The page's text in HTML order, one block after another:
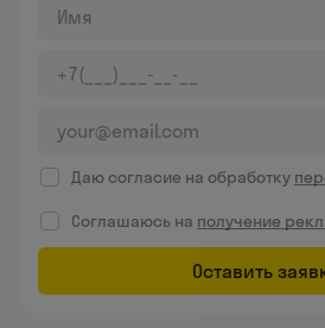
Даю согласие на обработку
Соглашаюсь на получение
Оставить